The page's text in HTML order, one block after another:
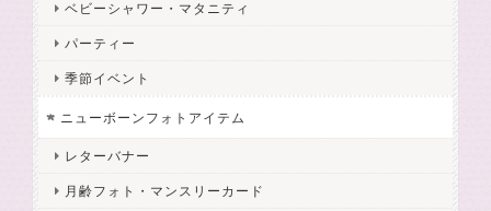
ベビーシャワー・マタニティ
パーティー
季節イベント
ニューボーンフォトアイテム
レターバナー
月齢フォト・マンスリーカード